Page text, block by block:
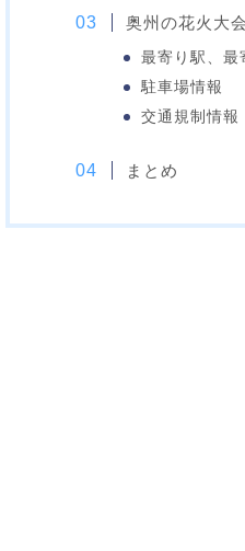
奥州の花火大
最寄り駅、最
駐車場情報
交通規制情報
まとめ